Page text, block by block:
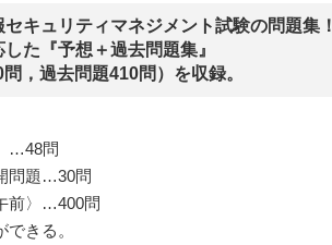
キュリティマネジメント試験の問題集！
た『予想＋過去問題集』
，過去問題410問）を収録。
…48問
問題…30問
前〉…400問
きる。